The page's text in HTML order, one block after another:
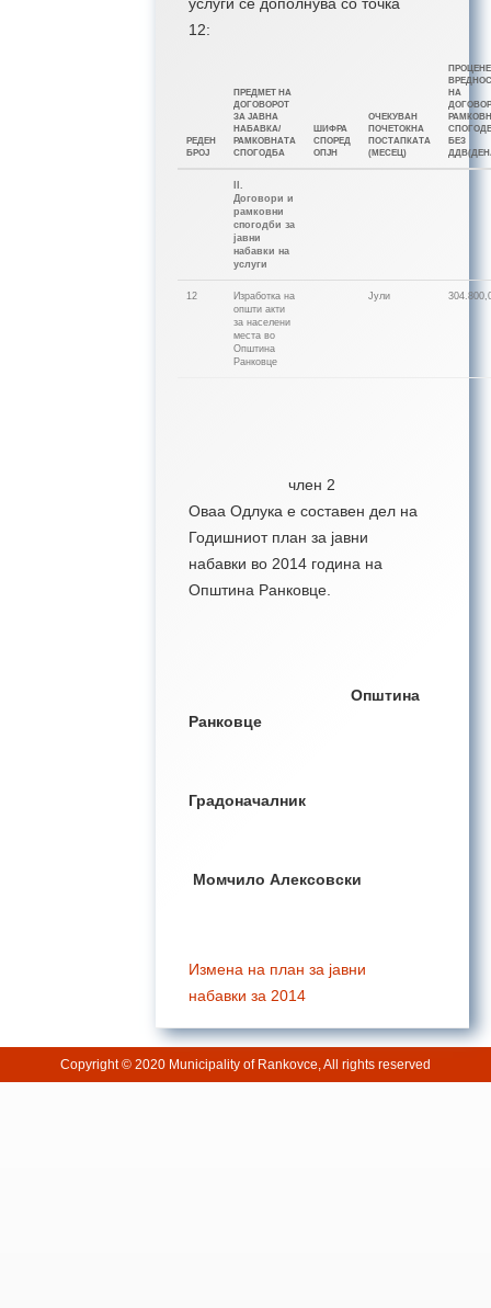
12:
РЕДЕН
БРОЈ
ПРЕДМЕТ НА
ДОГОВОРОТ
ЗА ЈАВНА
НАБАВКА/
РАМКОВНАТА
СПОГОДБА
ШИФРА
СПОРЕД
ОПЈН
ОЧЕКУВАН
ПОЧЕТОКНА
ПОСТАПКАТА
(МЕСЕЦ)
НА
БЕЗ
Договори и
рамковни
спогодби за
јавни
набавки на
услуги
12
Изработка на
општи акти
за населени
места во
Општина
Ранковце
Јули
член 2
Оваа Одлука е составен дел на
Годишниот план за јавни
набавки во 2014 година на
Општина Ранковце.
Општина
Ранковце
Градоначалник
Момчило Алексовски
Измена на план за јавни
набавки за 2014
Copyright © 2020 Municipality of Rankovce, All rights reserved